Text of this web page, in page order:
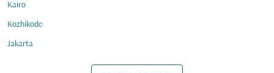
Kairo
Kozhikode
Jakarta